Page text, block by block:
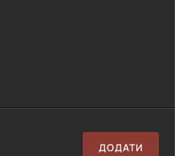
ДОДАТИ